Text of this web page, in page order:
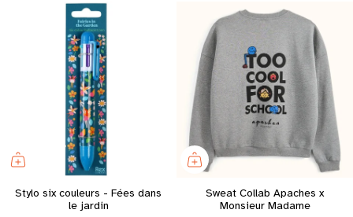
Stylo six couleurs - Fées dans
le jardin
Sweat Collab Apaches x
Monsieur Madame